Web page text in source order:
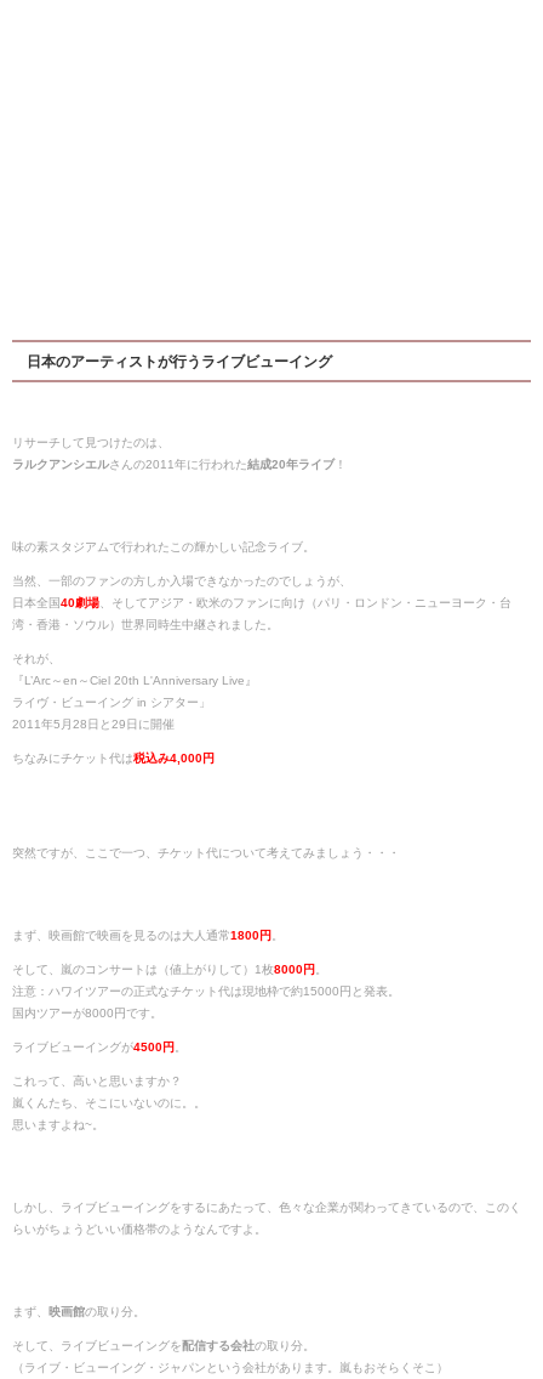
日本のアーティストが行うライブビューイング
リサーチして見つけたのは、
ラルクアンシエルさんの2011年に行われた結成20年ライブ！
味の素スタジアムで行われたこの輝かしい記念ライブ。
当然、一部のファンの方しか入場できなかったのでしょうが、
日本全国 40劇場 、そしてアジア・欧米のファンに向け（パリ・ロンドン・ニューヨーク・台
湾・香港・ソウル）世界同時生中継されました。
それが、
『L’Arc～en～Ciel 20th L'Anniversary Live』
ライヴ・ビューイング in シアター」
2011年5月28日と29日に開催
ちなみにチケット代は税込み4,000円
突然ですが、ここで一つ、チケット代について考えてみましょう・・・
まず、映画館で映画を見るのは大人通常1800円
そして、嵐のコンサートは（値上がりして）1枚8000円
注意：ハワイツアーの正式なチケット代は現地枠で約15000円と発表。
国内ツアーが8000円です。
ライブビューイングが4500円
これって、高いと思いますか？
嵐くんたち、そこにいないのに。。
思いますよね~。
しかし、ライブビューイングをするにあたって、色々な企業が関わってきているので、このく
らいがちょうどいい価格帯のようなんですよ。
まず、 映画館の取り分。
そして、ライブビューイングを配信する会社の取り分。
（ライブ・ビューイング・ジャパンという会社があります。嵐もおそらくそこ）